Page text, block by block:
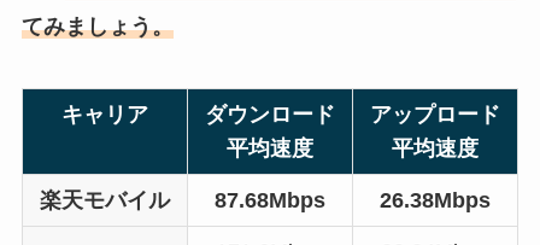
てみましょう。
キャリア
ダウンロード
平均速度
アップロード
平均速度
楽天モバイル 87.68Mbps 26.38Mbps